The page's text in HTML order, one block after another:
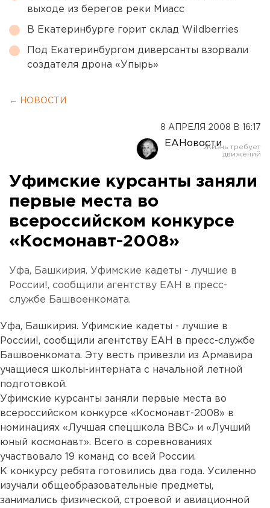
выходе из берегов реки Миасс
В Екатеринбурге горит склад Wildberries
Под Екатеринбургом диверсанты взорвали
создателя дрона «Упырь»
← НОВОСТИ
8 АПРЕЛЯ 2008 В 16:17
ЕАНовости
Уфимские курсанты заняли
первые места во
всероссийском конкурсе
«Космонавт-2008»
Уфа, Башкирия. Уфимские кадеты - лучшие в
России!, сообщили агентству ЕАН в пресс-
службе Башвоенкомата.
Уфа, Башкирия. Уфимские кадеты - лучшие в
России!, сообщили агентству ЕАН в пресс-службе
Башвоенкомата. Эту весть привезли из Армавира
учащиеся школы-интерната с начальной летной
подготовкой.
Уфимские курсанты заняли первые места во
всероссийском конкурсе «Космонавт-2008» в
номинациях «Лучшая спецшкола ВВС» и «Лучший
юный космонавт». Всего в соревнованиях
участвовало 19 команд со всей России.
К конкурсу ребята готовились два года. Усиленно
изучали общеобразовательные предметы,
занимались физической, строевой и авиационной